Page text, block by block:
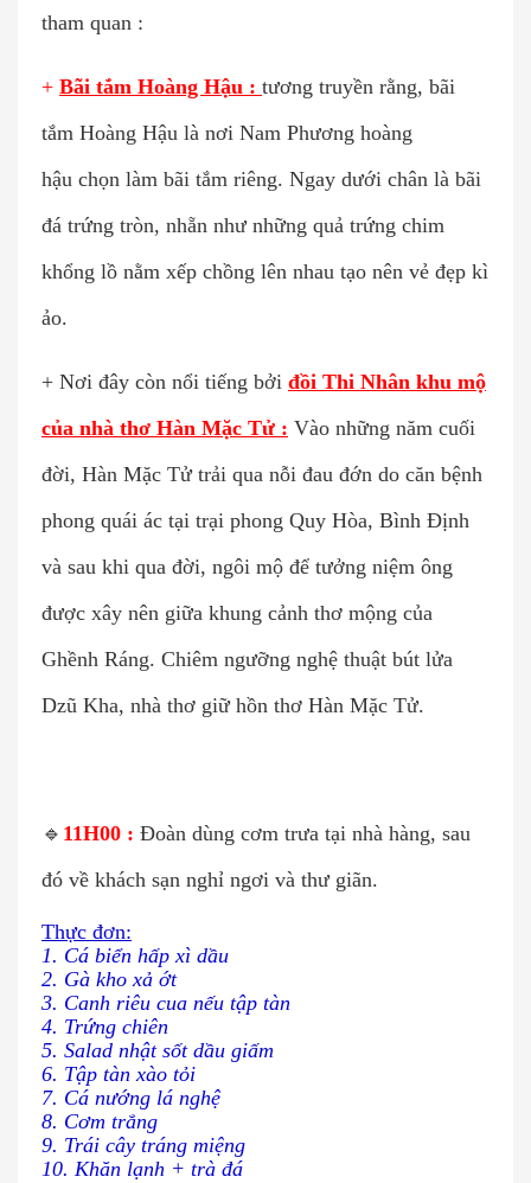
tham quan :
+ Bãi tắm Hoàng Hậu : tương truyền rằng, bãi
tắm Hoàng Hậu là nơi Nam Phương hoàng
hậu chọn làm bãi tắm riêng. Ngay dưới chân là bãi
đá trứng tròn, nhẵn như những quả trứng chim
khổng lồ nằm xếp chồng lên nhau tạo nên vẻ đẹp kì
ảo.
+ Nơi đây còn nổi tiếng bởi đồi Thi Nhân khu mộ
của nhà thơ Hàn Mặc Tử : Vào những năm cuối
đời, Hàn Mặc Tử trải qua nỗi đau đớn do căn bệnh
phong quái ác tại trại phong Quy Hòa, Bình Định
và sau khi qua đời, ngôi mộ để tưởng niệm ông
được xây nên giữa khung cảnh thơ mộng của
Ghềnh Ráng. Chiêm ngưỡng nghệ thuật bút lửa
Dzũ Kha, nhà thơ giữ hồn thơ Hàn Mặc Tử.
🔹 11H00 : Đoàn dùng cơm trưa tại nhà hàng, sau
đó về khách sạn nghỉ ngơi và thư giãn.
Thực đơn:
1. Cá biển hấp xì dầu
2. Gà kho xả ớt
3. Canh riêu cua nếu tập tàn
4. Trứng chiên
5. Salad nhật sốt dầu giấm
6. Tập tàn xào tỏi
7. Cá nướng lá nghệ
8. Cơm trắng
9. Trái cây tráng miệng
10. Khăn lạnh + trà đá